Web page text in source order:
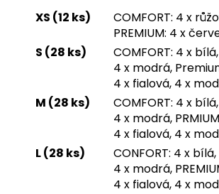
XS (12 ks)
COMFORT: 4 x
PREMIUM: 4 x
S (28 ks)
COMFORT: 4 x
4 x modrá,
4 x fialová, 4 x
M (28 ks)
COMFORT: 4 x
4 x modrá,
4 x fialová, 4 x
L (28 ks)
CONFORT: 4 x
4 x modrá,
4 x fialová, 4 x